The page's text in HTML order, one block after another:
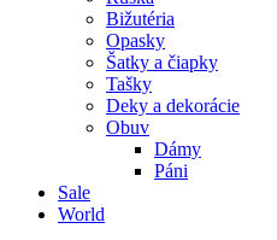
Bižutéria
Opasky
Šatky a čiapky
Tašky
Deky a dekorácie
Obuv
Dámy
Páni
Sale
World